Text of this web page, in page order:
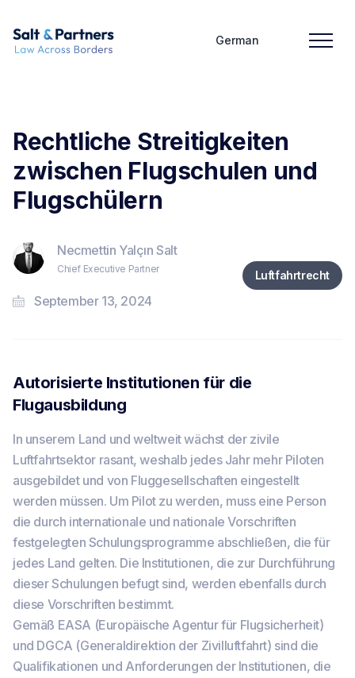
German
Rechtliche Streitigkeiten
zwischen Flugschulen und
Flugschülern
Necmettin Yalçın Salt
Chief Executive Partner
September 13, 2024
Luftfahrtrecht
Autorisierte Institutionen für die
Flugausbildung
In unserem Land und weltweit wächst der zivile
Luftfahrtsektor rasant, weshalb jedes Jahr mehr Piloten
ausgebildet und von Fluggesellschaften eingestellt
werden müssen. Um Pilot zu werden, muss eine Person
die durch internationale und nationale Vorschriften
festgelegten Schulungsprogramme abschließen, die für
jedes Land gelten. Die Institutionen, die zur Durchführung
dieser Schulungen befugt sind, werden ebenfalls durch
diese Vorschriften bestimmt.
Gemäß EASA (Europäische Agentur für Flugsicherheit)
und DGCA (Generaldirektion der Zivilluftfahrt) sind die
Qualifikationen und Anforderungen der Institutionen, die